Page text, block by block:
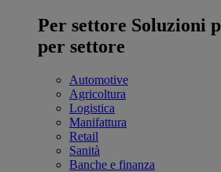
Per settore Soluzioni
per settore
Automotive
Agricoltura
Logistica
Manifattura
Retail
Sanità
Banche e finanza